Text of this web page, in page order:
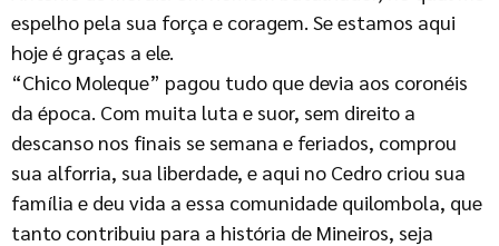
espelho pela sua força e coragem. Se estamos aqui
hoje é graças a ele.
“Chico Moleque” pagou tudo que devia aos coronéis
da época. Com muita luta e suor, sem direito a
descanso nos finais se semana e feriados, comprou
sua alforria, sua liberdade, e aqui no Cedro criou sua
família e deu vida a essa comunidade quilombola, que
tanto contribuiu para a história de Mineiros, seja